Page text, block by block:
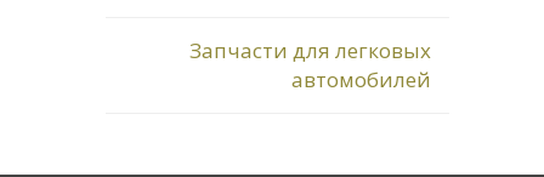
Запчасти для легковых
автомобилей